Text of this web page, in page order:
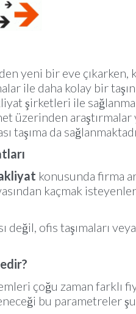
yeni bir eve çıkarken,
ile daha kolay bir
şirketleri ile
üzerinden
taşıma da
konusunda firma
kaçmak
değil, ofis taşımaları veya
çoğu zaman farklı
bu parametreler